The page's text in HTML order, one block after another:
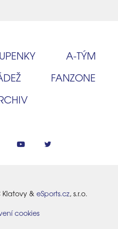
A‑TÝM
FANZONE
Klatovy & eSports.cz, s.r.o.
cookies